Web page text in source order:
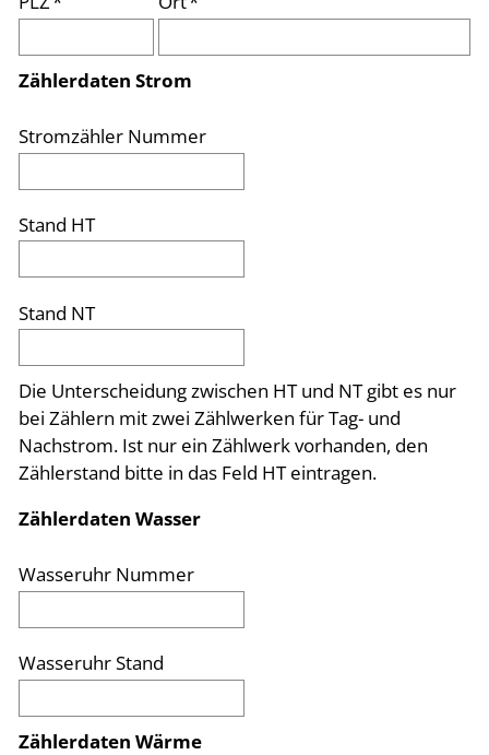
Zählerdaten Strom
Stromzähler Nummer
Stand HT
Stand NT
Die Unterscheidung zwischen HT und NT gibt es nur
bei Zählern mit zwei Zählwerken für Tag- und
Nachstrom. Ist nur ein Zählwerk vorhanden, den
Zählerstand bitte in das Feld HT eintragen.
Zählerdaten Wasser
Wasseruhr Nummer
Wasseruhr Stand
Zählerdaten Wärme